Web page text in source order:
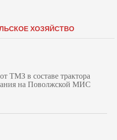
ХОЗЯЙСТВО
ТМЗ в составе трактора
на Поволжской МИС